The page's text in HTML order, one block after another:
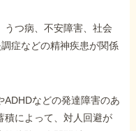
うつ病、不安障害、社会
症などの精神疾患が関係
ADHDなどの発達障害のあ
積によって、対人回避が